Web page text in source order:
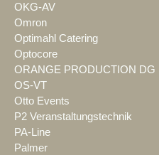
OKG-AV
Omron
Optimahl Catering
Optocore
ORANGE PRODUCTION DG
OS-VT
Otto Events
P2 Veranstaltungstechnik
PA-Line
Palmer